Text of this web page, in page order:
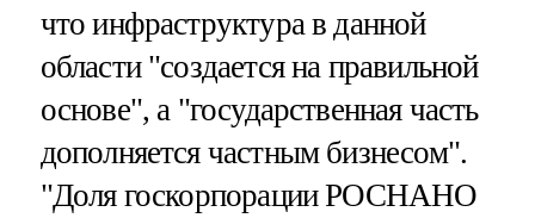
что инфраструктура в данной
области "создается на правильной
основе", а "государственная часть
дополняется частным бизнесом".
"Доля госкорпорации РОСНАНО